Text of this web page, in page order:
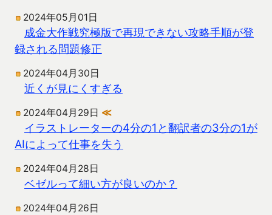
2024年05月01日
成金大作戦究極版で再現できない攻略手順が登
録される問題修正
2024年04月30日
近くが見にくすぎる
2024年04月29日 ≪
イラストレーターの4分の1と翻訳者の3分の1が
AIによって仕事を失う
2024年04月28日
ベゼルって細い方が良いのか？
2024年04月26日